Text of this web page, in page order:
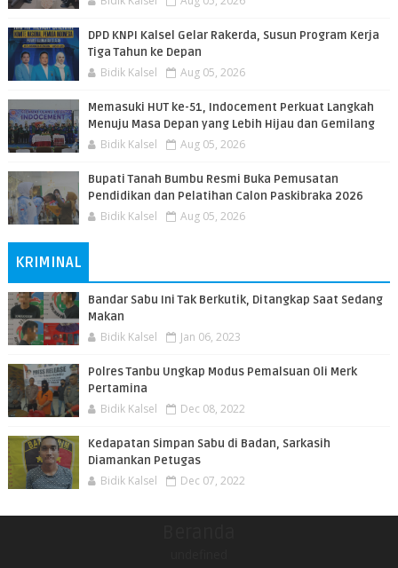
DPD KNPI Kalsel Gelar Rakerda, Susun Program Kerja
Tiga Tahun ke Depan
Bidik Kalsel Aug 05, 2026
Memasuki HUT ke-51, Indocement Perkuat Langkah
Menuju Masa Depan yang Lebih Hijau dan Gemilang
Bidik Kalsel Aug 05, 2026
Bupati Tanah Bumbu Resmi Buka Pemusatan
Pendidikan dan Pelatihan Calon Paskibraka 2026
Bidik Kalsel Aug 05, 2026
KRIMINAL
Bandar Sabu Ini Tak Berkutik, Ditangkap Saat Sedang
Makan
Bidik Kalsel Jan 06, 2023
Polres Tanbu Ungkap Modus Pemalsuan Oli Merk
Pertamina
Bidik Kalsel Dec 08, 2022
Kedapatan Simpan Sabu di Badan, Sarkasih
Diamankan Petugas
Bidik Kalsel Dec 07, 2022